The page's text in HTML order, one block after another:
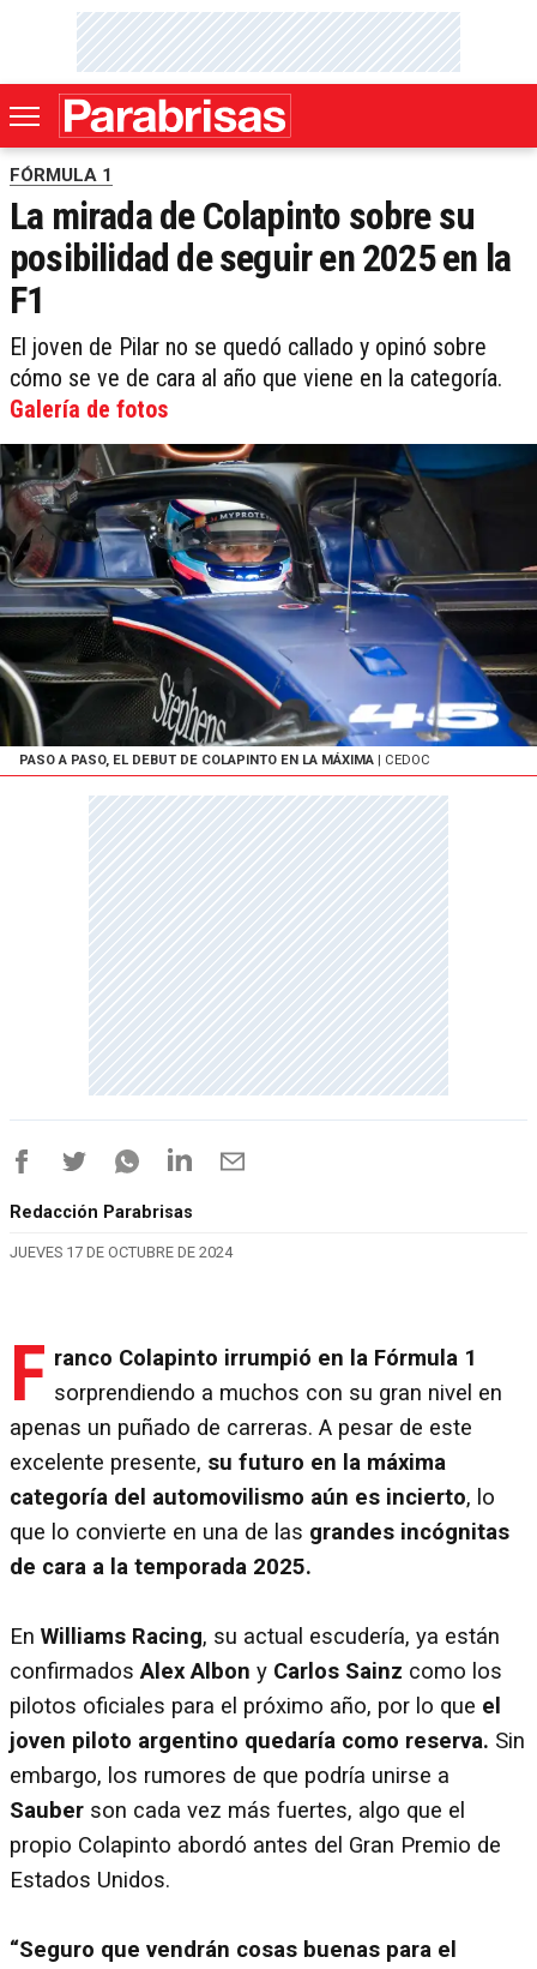
FÓRMULA 1
La mirada de Colapinto sobre su
posibilidad de seguir en 2025 en la
F1
El joven de Pilar no se quedó callado y opinó sobre
cómo se ve de cara al año que viene en la categoría.
Galería de fotos
PASO A PASO, EL DEBUT DE COLAPINTO EN LA MÁXIMA | CEDOC
Redacción Parabrisas
JUEVES 17 DE OCTUBRE DE 2024
F ranco Colapinto irrumpió en la Fórmula 1
sorprendiendo a muchos con su gran nivel en
apenas un puñado de carreras. A pesar de este
excelente presente, su futuro en la máxima
categoría del automovilismo aún es incierto, lo
que lo convierte en una de las grandes incógnitas
de cara a la temporada 2025.
En Williams Racing, su actual escudería, ya están
confirmadosAlex Albon y Carlos Sainz como los
pilotos oficiales para el próximo año, por lo que el
joven piloto argentino quedaría como reserva. Sin
embargo, los rumores de que podría unirse a
Sauber son cada vez más fuertes, algo que el
propio Colapinto abordó antes del Gran Premio de
Estados Unidos.
“Seguro que vendrán cosas buenas para el